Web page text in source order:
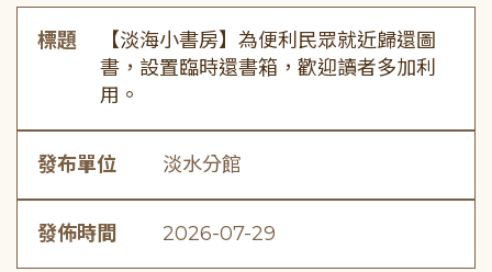
標題
【淡海小書房】為便利民眾就近歸還圖
書，設置臨時還書箱，歡迎讀者多加利
用。
發布單位 淡水分館
發佈時間 2026-07-29